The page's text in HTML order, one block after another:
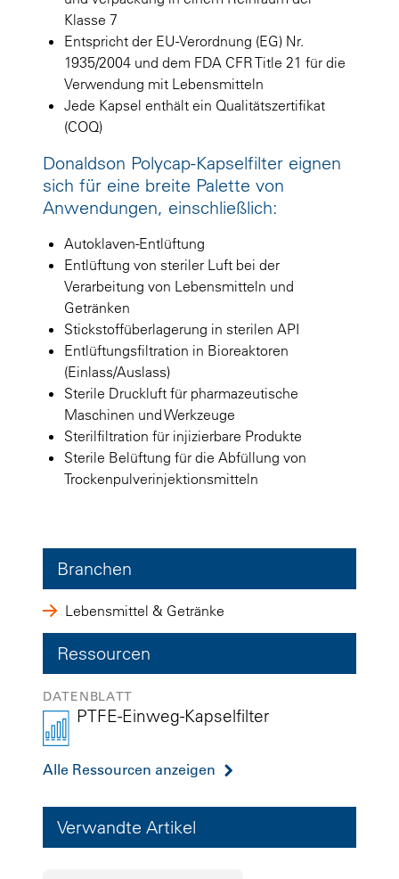
Klasse 7
Entspricht der EU-Verordnung (EG) Nr.
1935/2004 und dem FDA CFR Title 21 für die
Verwendung mit Lebensmitteln
Jede Kapsel enthält ein Qualitätszertifikat
(COQ)
Donaldson Polycap-Kapselfilter eignen
sich für eine breite Palette von
Anwendungen, einschließlich:
Autoklaven-Entlüftung
Entlüftung von steriler Luft bei der
Verarbeitung von Lebensmitteln und
Getränken
Stickstoffüberlagerung in sterilen API
Entlüftungsfiltration in Bioreaktoren
(Einlass/Auslass)
Sterile Druckluft für pharmazeutische
Maschinen und Werkzeuge
Sterilfiltration für injizierbare Produkte
Sterile Belüftung für die Abfüllung von
Trockenpulverinjektionsmitteln
Branchen
Lebensmittel & Getränke
Ressourcen
DATENBLATT
PTFE-Einweg-Kapselfilter
Alle Ressourcen anzeigen
Verwandte Artikel